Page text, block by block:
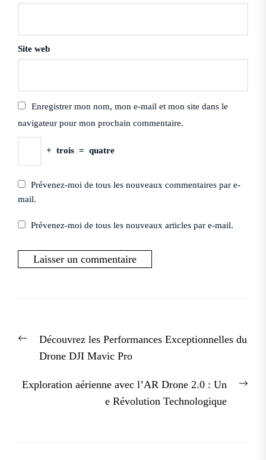
Site web
Enregistrer mon nom, mon e-mail et mon site dans le
navigateur pour mon prochain commentaire.
+ trois = quatre
Prévenez-moi de tous les nouveaux commentaires par e-
mail.
Prévenez-moi de tous les nouveaux articles par e-mail.
de
PreviousDécouvrez les Performances Exceptionnelles du
Drone DJI Mavic Pro
Exploration aérienne avec l’AR Drone 2.0 : Un
e Révolution Technologique